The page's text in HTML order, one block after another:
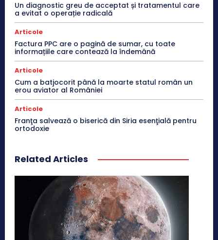
Un diagnostic greu de acceptat și tratamentul care
a evitat o operație radicală
Articole
Factura PPC are o pagină de sumar, cu toate
informațiile care contează la îndemână
Articole
Cum a batjocorit până la moarte statul român un
erou aviator al României
Articole
Franţa salvează o biserică din Siria esenţială pentru
ortodoxie
Related Articles